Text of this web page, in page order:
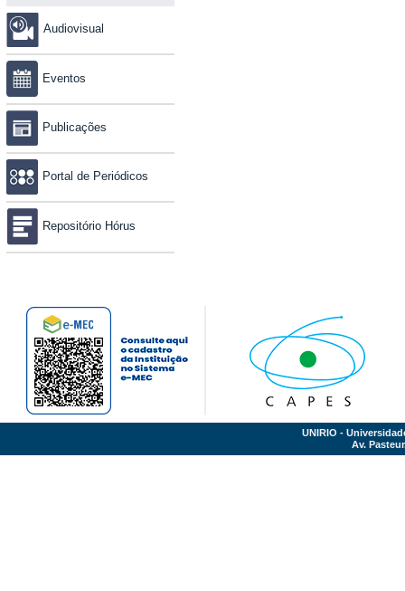
Audiovisual
Eventos
Publicações
Portal de Periódicos
Repositório Hórus
UNIRIO -
Av.